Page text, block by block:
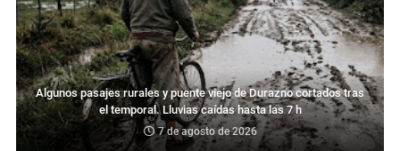
Algunos pasajes rurales y puente viejo de Durazno cortados tras
el temporal. Lluvias caídas hasta las 7 h
7 de agosto de 2026